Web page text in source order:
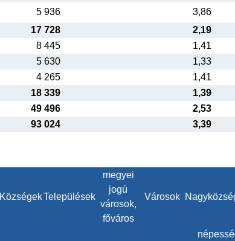
5 936 3,86
17 728 2,19
8 445 1,41
5 630 1,33
4 265 1,41
18 339 1,39
49 496 2,53
93 024 3,39
KözségekTelepülések
megyei
jogú
városok,
főváros
Városok